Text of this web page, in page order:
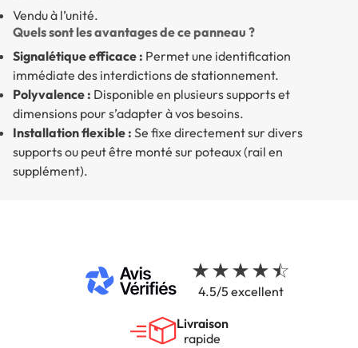
Vendu à l’unité.
Quels sont les avantages de ce panneau ?
Signalétique efficace : Permet une identification
immédiate des interdictions de stationnement.
Polyvalence : Disponible en plusieurs supports et
dimensions pour s’adapter à vos besoins.
Installation flexible : Se fixe directement sur divers
supports ou peut être monté sur poteaux (rail en
supplément).
4.5/5 excellent
Livraison
rapide